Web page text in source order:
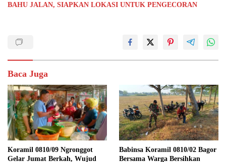
BAHU JALAN, SIAPKAN LOKASI UNTUK PENGECORAN
Baca Juga
Koramil 0810/09 Ngronggot
Gelar Jumat Berkah, Wujud
Babinsa Koramil 0810/02 Bagor
Bersama Warga Bersihkan